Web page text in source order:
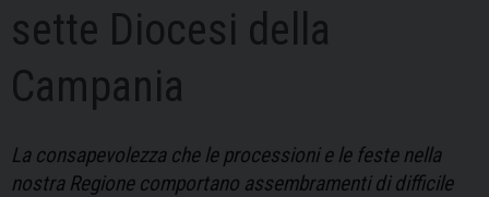
sette Diocesi della
Campania
La consapevolezza che le processioni e le feste nella
nostra Regione comportano assembramenti di difficile